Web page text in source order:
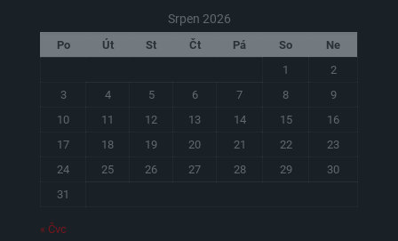
Srpen 2026
Po Út St Čt Pá So
Ne
1
2
3
4 5 6 7 8
9
10
11 12 13 14 15
16
17
18 19 20 21 22
23
24
25 26 27 28 29
30
31
« Čvc